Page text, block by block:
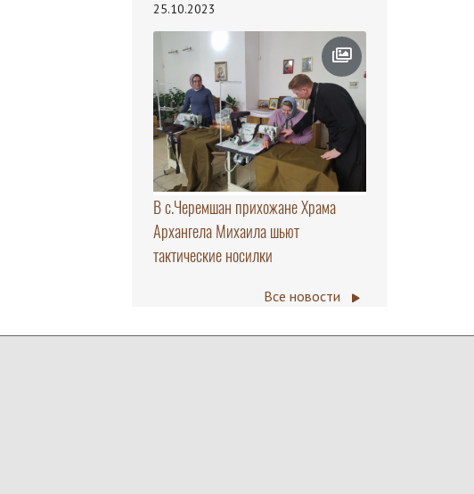
25.10.2023
В с.Черемшан прихожане Храма
Архангела Михаила шьют
тактические носилки
Все новости